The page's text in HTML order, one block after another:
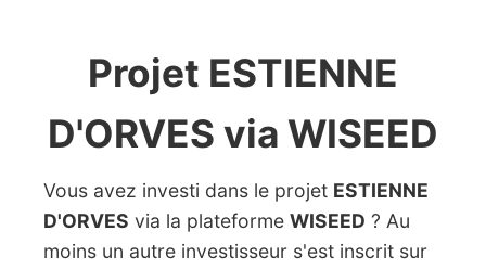
Projet ESTIENNE
D'ORVES via WISEED
Vous avez investi dans le projet ESTIENNE
D'ORVES via la plateforme WISEED ? Au
moins un autre investisseur s'est inscrit sur